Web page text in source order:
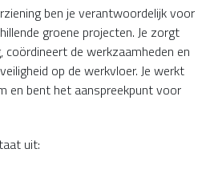
ben je verantwoordelijk voor
groene projecten. Je zorgt
coördineert de werkzaamheden en
op de werkvloer. Je werkt
en bent het aanspreekpunt voor
uit: